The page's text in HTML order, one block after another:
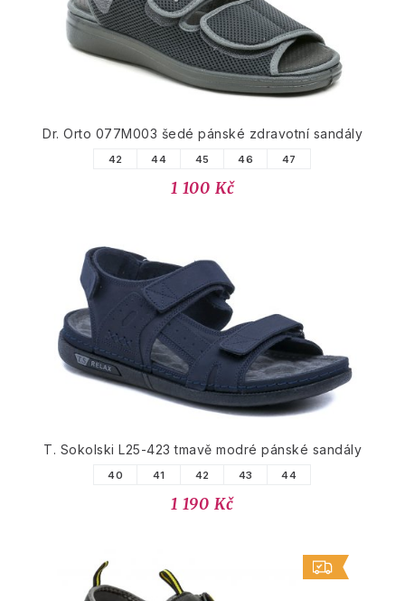
Dr. Orto 077M003 šedé pánské zdravotní sandály
42 44 45 46 47
1 100 Kč
T. Sokolski L25-423 tmavě modré pánské sandály
40 41 42 43 44
1 190 Kč